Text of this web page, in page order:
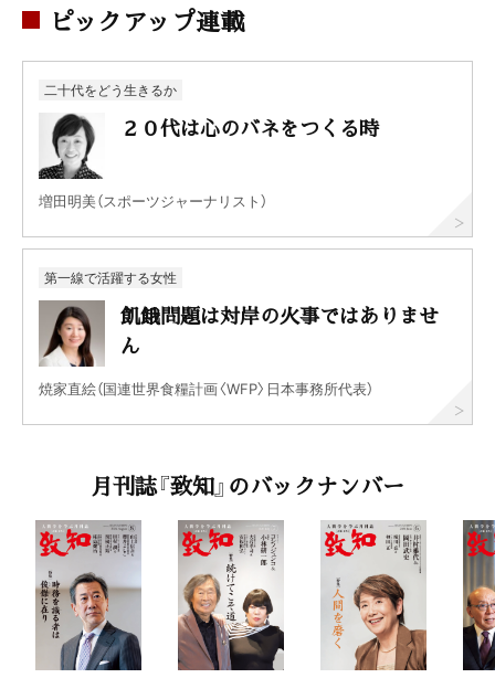
ピックアップ連載
二十代をどう生きるか
２０代は心のバネをつくる時
増田明美（スポーツジャーナリスト）
第一線で活躍する女性
飢餓問題は対岸の火事ではありませ
ん
焼家直絵（国連世界食糧計画〈WFP〉日本事務所代表）
月刊誌『致知』のバックナンバー